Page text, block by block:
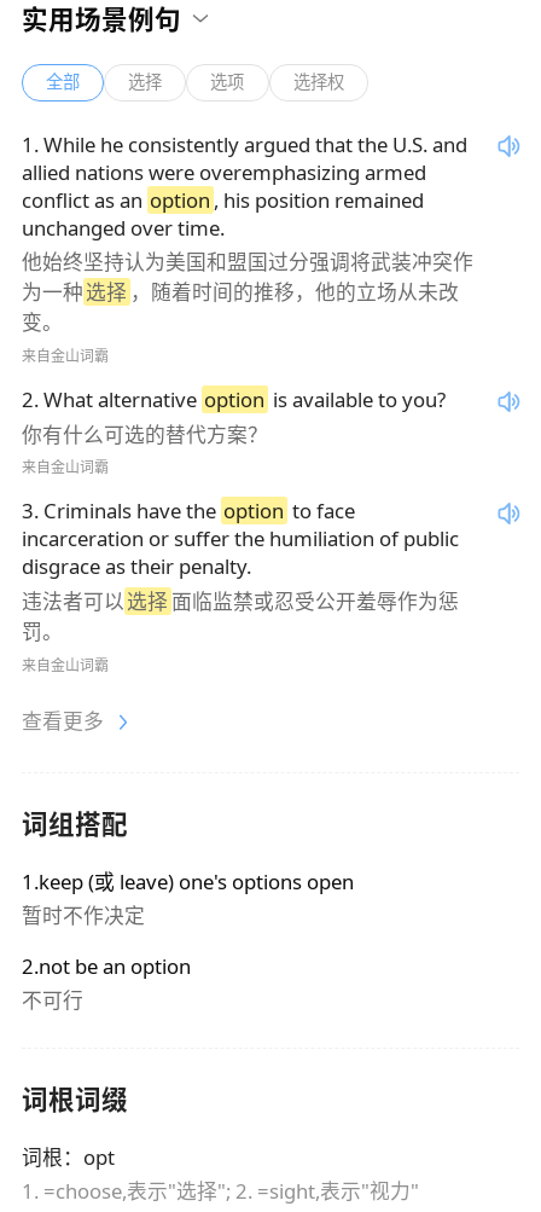
实用场景例句
全部 选择 选项 选择权
1 .While he consistently argued that the U.S. and
allied nations were overemphasizing armed
conflict as an option , his position remained
unchanged over time.
他始终坚持认为美国和盟国过分强调将武装冲突作
为一种选择 ，随着时间的推移，他的立场从未改
变。
来自金山词霸
2.What alternative option is available to you?
你有什么可选的替代方案？
来自金山词霸
3. Criminals have the option to face
incarceration or suffer the humiliation of public
disgrace as their penalty.
违法者可以选择 面临监禁或忍受公开羞辱作为惩
罚。
来自金山词霸
查看更多
词组搭配
1.keep (或 leave) one's options open
暂时不作决定
2.not be an option
不可行
词根词缀
词根： opt
1. =choose,表示"选择"; 2. =sight,表示"视力"